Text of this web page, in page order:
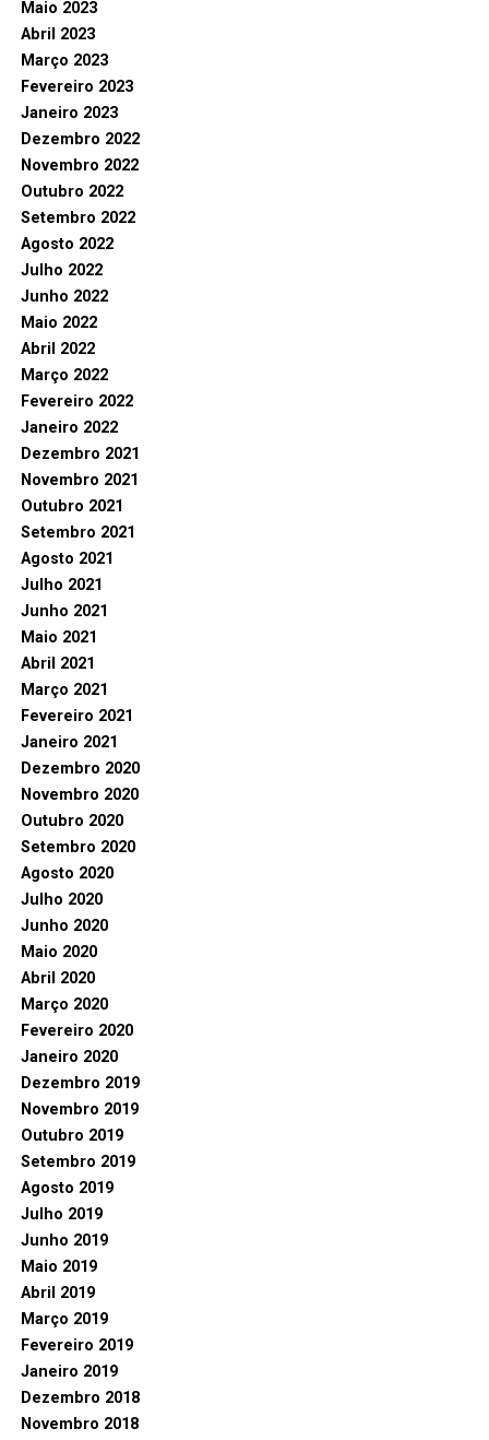
Maio 2023
Abril 2023
Março 2023
Fevereiro 2023
Janeiro 2023
Dezembro 2022
Novembro 2022
Outubro 2022
Setembro 2022
Agosto 2022
Julho 2022
Junho 2022
Maio 2022
Abril 2022
Março 2022
Fevereiro 2022
Janeiro 2022
Dezembro 2021
Novembro 2021
Outubro 2021
Setembro 2021
Agosto 2021
Julho 2021
Junho 2021
Maio 2021
Abril 2021
Março 2021
Fevereiro 2021
Janeiro 2021
Dezembro 2020
Novembro 2020
Outubro 2020
Setembro 2020
Agosto 2020
Julho 2020
Junho 2020
Maio 2020
Abril 2020
Março 2020
Fevereiro 2020
Janeiro 2020
Dezembro 2019
Novembro 2019
Outubro 2019
Setembro 2019
Agosto 2019
Julho 2019
Junho 2019
Maio 2019
Abril 2019
Março 2019
Fevereiro 2019
Janeiro 2019
Dezembro 2018
Novembro 2018